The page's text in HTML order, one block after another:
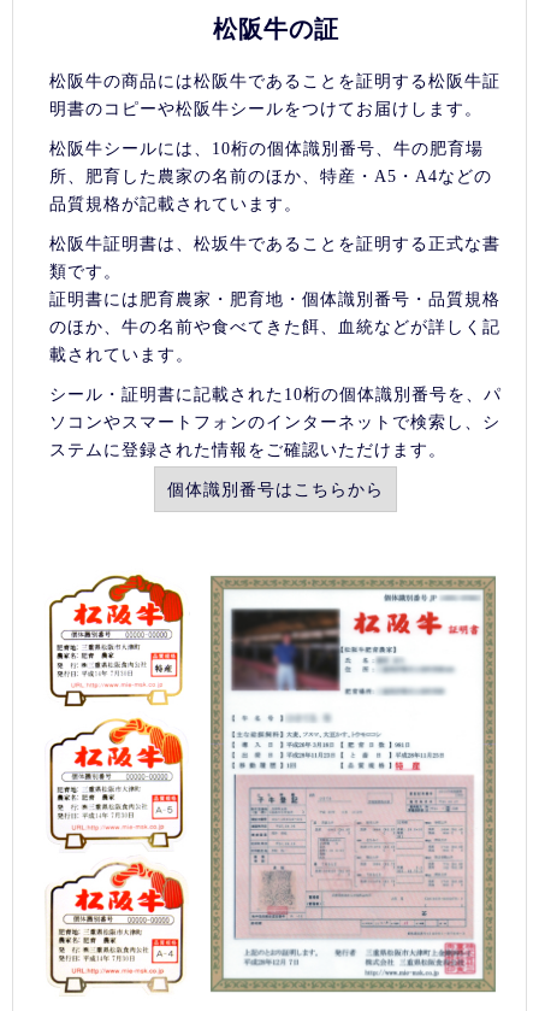
松阪牛の証
松阪牛の商品には松阪牛であることを証明する松阪牛証
明書のコピーや松阪牛シールをつけてお届けします。
松阪牛シールには、10桁の個体識別番号、牛の肥育場
所、肥育した農家の名前のほか、特産・A5・A4などの
品質規格が記載されています。
松阪牛証明書は、松坂牛であることを証明する正式な書
類です。
証明書には肥育農家・肥育地・個体識別番号・品質規格
のほか、牛の名前や食べてきた餌、血統などが詳しく記
載されています。
シール・証明書に記載された10桁の個体識別番号を、パ
ソコンやスマートフォンのインターネットで検索し、シ
ステムに登録された情報をご確認いただけます。
個体識別番号はこちらから